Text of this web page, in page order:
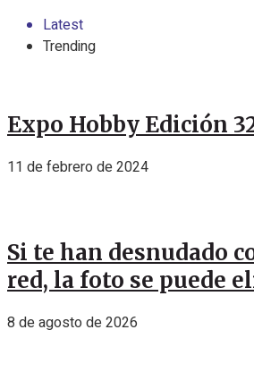
Latest
Trending
Expo Hobby Edición
11 de febrero de 2024
Si te han desnudado
red, la foto se puede
8 de agosto de 2026